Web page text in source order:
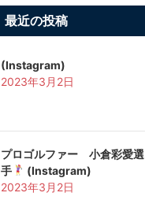
最近の投稿
(Instagram)
2023年3月2日
プロゴルファー 小倉彩愛選
手
(Instagram)
2023年3月2日